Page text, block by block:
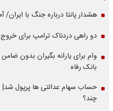
هشدار پانتا درباره جنگ با
دو راهی دردناک ترامپ برای
بانک رفاه
حساب سهام عدالتی ها پرپول
چند؟